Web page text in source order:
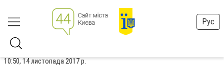
Рус
10:50, 14 листопада 2017 р.